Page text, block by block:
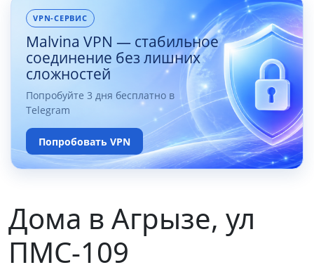
VPN-СЕРВИС
Malvina VPN — стабильное
соединение без лишних
сложностей
Попробуйте 3 дня бесплатно в
Telegram
Попробовать VPN
Дома в Агрызе, ул
ПМС-109